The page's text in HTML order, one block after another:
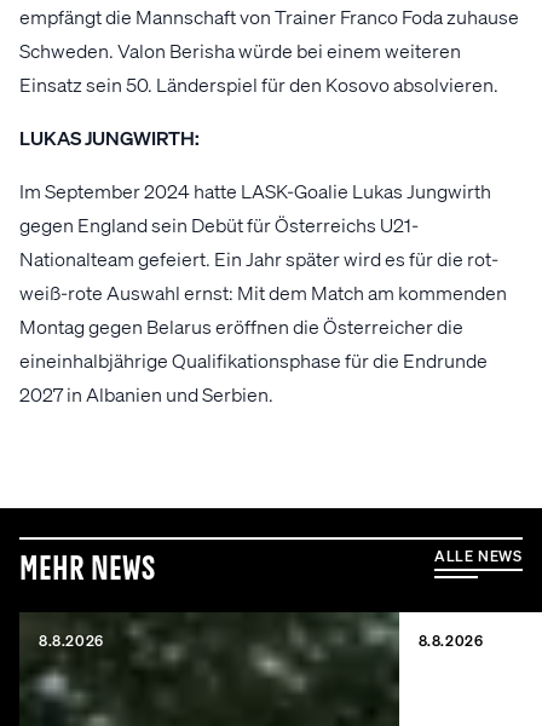
empfängt die Mannschaft von Trainer Franco Foda zuhause
Schweden. Valon Berisha würde bei einem weiteren
Einsatz sein 50. Länderspiel für den Kosovo absolvieren.
LUKAS JUNGWIRTH:
Im September 2024 hatte LASK-Goalie Lukas Jungwirth
gegen England sein Debüt für Österreichs U21-
Nationalteam gefeiert. Ein Jahr später wird es für die rot-
weiß-rote Auswahl ernst: Mit dem Match am kommenden
Montag gegen Belarus eröffnen die Österreicher die
eineinhalbjährige Qualifikationsphase für die Endrunde
2027 in Albanien und Serbien.
Mehr News ALLE NEWS
8.8.2026 8.8.2026